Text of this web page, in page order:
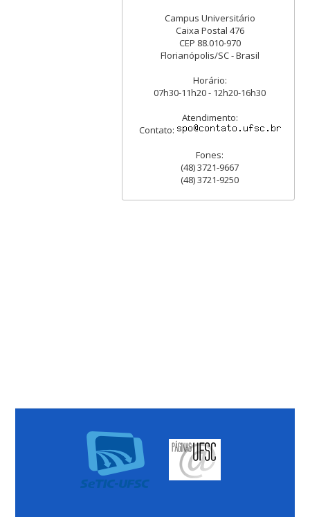
Campus Universitário
Caixa Postal 476
CEP 88.010-970
Florianópolis/SC - Brasil
Horário:
07h30-11h20 - 12h20-16h30
Atendimento:
Contato:
Fones:
(48) 3721-9667
(48) 3721-9250